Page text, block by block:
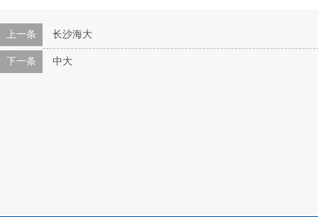
上一条 长沙海大
下一条 中大